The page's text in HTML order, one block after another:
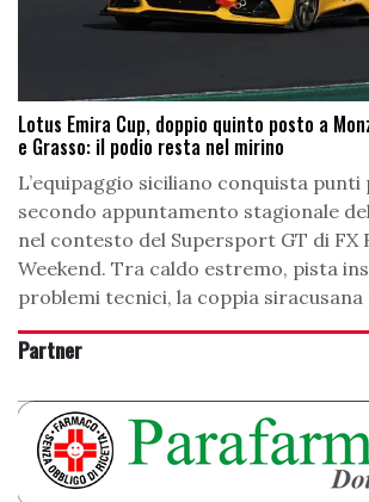
Lotus Emira Cup, doppio quinto posto a
e Grasso: il podio resta nel mirino
L’equipaggio siciliano conquista
secondo appuntamento stagionale
nel contesto del Supersport GT di FX
Weekend. Tra caldo estremo, pista
problemi tecnici, la coppia
Partner